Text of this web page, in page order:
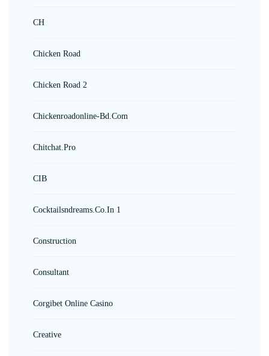
CH
Chicken Road
Chicken Road 2
Chickenroadonline-Bd.com
Chitchat.pro
CIB
Cocktailsndreams.co.in 1
Construction
Consultant
Corgibet Online Casino
Creative